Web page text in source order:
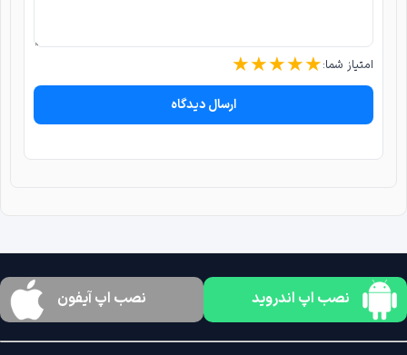
امتیاز شما: ★★★★★
ارسال دیدگاه
نصب اپ اندروید نصب اپ آیفون